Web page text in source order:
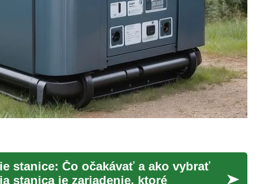
stanice: Čo očakávať a ako vybrať
stanica je zariadenie, ktoré